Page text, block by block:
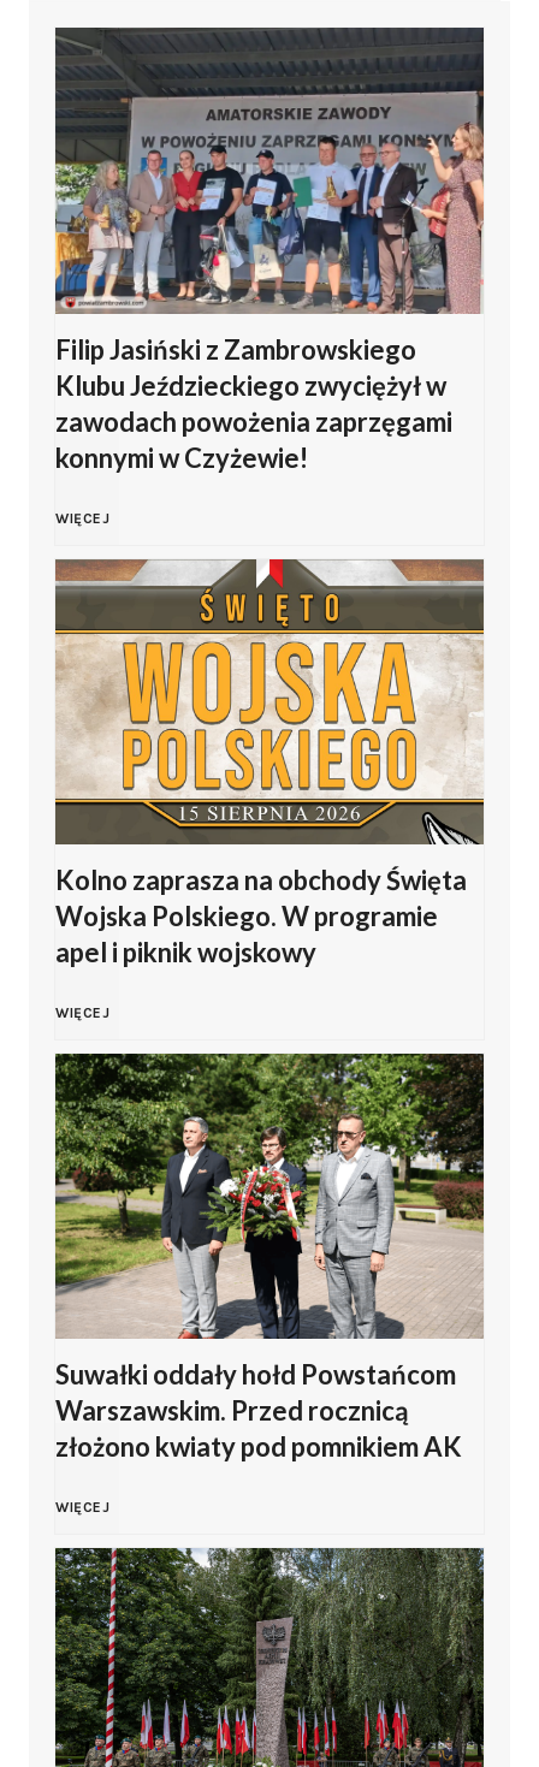
Filip Jasiński z Zambrowskiego
Klubu Jeździeckiego zwyciężył w
zawodach powożenia zaprzęgami
konnymi w Czyżewie!
WIĘCEJF
i
l
p
a
ń
s
k
i
a
r
o
w
Kolno zaprasza na obchody Święta
Wojska Polskiego. W programie
apel i piknik wojskowy
WIĘCEJK
o
l
n
o
a
a
s
z
a
Suwałki oddały hołd Powstańcom
Warszawskim. Przed rocznicą
złożono kwiaty pod pomnikiem AK
WIĘCEJS
u
w
a
ł